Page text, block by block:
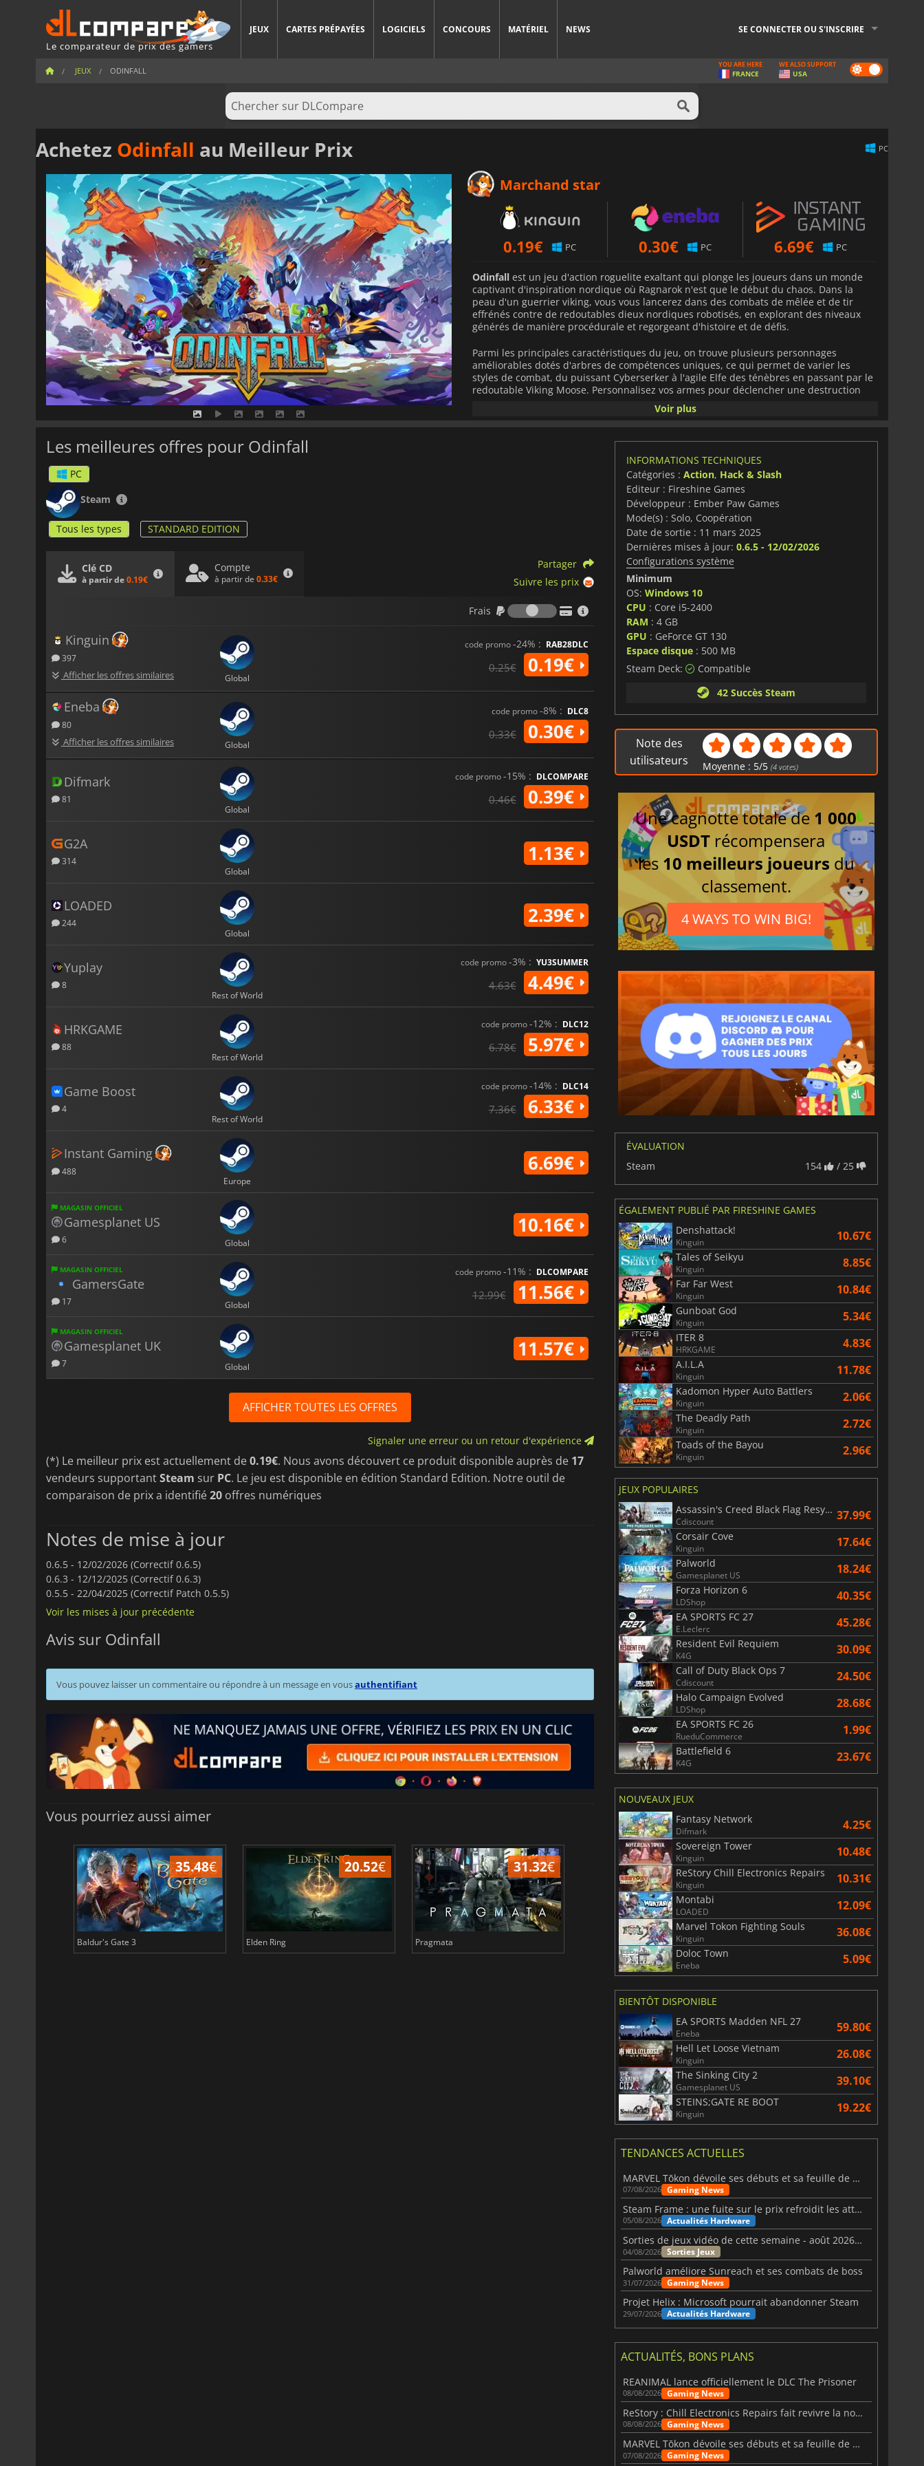
Le comparateur de prix des gamers
JEUX CARTES PRÉPAYÉES LOGICIELS CONCOURS MATÉRIEL NEWS SE CONNECTER OU S'INSCRIRE
JEUX ODINFALL Dark
mode
YOU ARE HERE
FRANCE
WE ALSO SUPPORT
USA
Achetez Odinfall au Meilleur Prix PC
Marchand star
0.19€ PC 0.30€ PC 6.69€ PC
Odinfall est un jeu d'action roguelite exaltant qui plonge les joueurs dans un monde
captivant d'inspiration nordique où Ragnarok n'est que le début du chaos. Dans la
peau d'un guerrier viking, vous vous lancerez dans des combats de mêlée et de tir
effrénés contre de redoutables dieux nordiques robotisés, en explorant des niveaux
générés de manière procédurale et regorgeant d'histoire et de défis.
Parmi les principales caractéristiques du jeu, on trouve plusieurs personnages
améliorables dotés d'arbres de compétences uniques, ce qui permet de varier les
styles de combat, du puissant Cyberserker à l'agile Elfe des ténèbres en passant par le
redoutable Viking Moose. Personnalisez vos armes pour déclencher une destruction
créative, qu'il s'agisse d'un minigun qui tire des balles acides à tête chercheuse ou
Affrontez des boss imposants tels que des géants de glace et d'anciens Vikings tout en
accumulez de la puissance de feu et affinez vos compétences afin de vous battre pour
, chaque défaite offre de nouvelles opportunités, alors
équipez-vous et préparez-vous à vivre une aventure épique !
Voir plus
Les meilleures offres pour Odinfall
PC
Steam
Tous les types STANDARD EDITION
Clé CD
à partir de0.19€
Compte
à partir de 0.33€
Partager
Suivre les prix
Frais
Frais
Kinguin
397
Afficher les offres similaires Global
code promo-24% : RAB28DLC
0.25€ 0.19€
Eneba
80
Afficher les offres similaires Global
code promo-8% : DLC8
0.33€ 0.30€
Difmark
81
Global
code promo-15% : DLCOMPARE
0.46€ 0.39€
G2A
314
Global
1.13€
LOADED
244
Global
2.39€
Yuplay
8
Rest of World
code promo-3% : YU3SUMMER
4.63€ 4.49€
HRKGAME
88
Rest of World
code promo-12% : DLC12
6.78€ 5.97€
Game Boost
4
Rest of World
code promo-14% : DLC14
7.36€ 6.33€
Instant Gaming
488
Europe
6.69€
MAGASIN OFFICIEL
Gamesplanet US
6 Global
10.16€
MAGASIN OFFICIEL
GamersGate
17 Global
code promo-11% : DLCOMPARE
12.99€ 11.56€
MAGASIN OFFICIEL
Gamesplanet UK
7 Global
11.57€
AFFICHER TOUTES LES OFFRES
Signaler une erreur ou un retour d'expérience
(*) Le meilleur prix est actuellement de0.19€. Nous avons découvert ce produit disponible auprès de 17
vendeurs supportantSteam sur PC. Le jeu est disponible en édition Standard Edition. Notre outil de
comparaison de prix a identifié20 offres numériques
Notes de mise à jour
0.6.5 - 12/02/2026 (Correctif 0.6.5)
0.6.3 - 12/12/2025 (Correctif 0.6.3)
0.5.5 - 22/04/2025 (Correctif Patch 0.5.5)
Voir les mises à jour précédente
Avis sur Odinfall
Vous pouvez laisser un commentaire ou répondre à un message en vousauthentifiant
Vous pourriez aussi aimer
35.48€
Baldur's Gate 3
20.52€
Elden Ring
31.32€
Pragmata
6.75€
Total War WARHAMMER 3
15.86
INFORMATIONS TECHNIQUES
Catégories : Action, Hack & Slash
Editeur : Fireshine Games
Développeur : Ember Paw Games
Mode(s) : Solo, Coopération
Date de sortie : 11 mars 2025
Dernières mises à jour: 0.6.5 - 12/02/2026
Configurations système
Minimum
OS: Windows 10
CPU : Core i5-2400
RAM : 4 GB
GPU : GeForce GT 130
Espace disque: 500 MB
Steam Deck:
Compatible
42 Succès Steam
Note des
utilisateurs
Moyenne : 5/5 (4 votes)
Une cagnotte totale de 1 000
USDT récompensera
les 10 meilleurs joueurs du
classement.
4 WAYS TO WIN BIG!
ÉVALUATION
Steam
154 / 25
ÉGALEMENT PUBLIÉ PAR FIRESHINE GAMES
Denshattack!
Kinguin 10.67€
Tales of Seikyu
Kinguin 8.85€
Far Far West
Kinguin 10.84€
Gunboat God
Kinguin 5.34€
ITER 8
HRKGAME 4.83€
A.I.L.A
Kinguin 11.78€
Kadomon Hyper Auto Battlers
Kinguin 2.06€
The Deadly Path
Kinguin 2.72€
Toads of the Bayou
Kinguin 2.96€
JEUX POPULAIRES
Assassin's Creed Black Flag Resynced
Cdiscount 37.99€
Corsair Cove
Kinguin 17.64€
Palworld
Gamesplanet US 18.24€
Forza Horizon 6
LDShop 40.35€
EA SPORTS FC 27
E.Leclerc 45.28€
Resident Evil Requiem
K4G 30.09€
Call of Duty Black Ops 7
Cdiscount 24.50€
Halo Campaign Evolved
LDShop 28.68€
EA SPORTS FC 26
RueduCommerce 1.99€
Battlefield 6
K4G 23.67€
NOUVEAUX JEUX
Fantasy Network
Difmark 4.25€
Sovereign Tower
Kinguin 10.48€
ReStory Chill Electronics Repairs
Kinguin 10.31€
Montabi
LOADED 12.09€
Marvel Tokon Fighting Souls
Kinguin 36.08€
Doloc Town
Eneba 5.09€
BIENTÔT DISPONIBLE
EA SPORTS Madden NFL 27
Eneba 59.80€
Hell Let Loose Vietnam
Kinguin 26.08€
The Sinking City 2
Gamesplanet US 39.10€
STEINS;GATE RE BOOT
Kinguin 19.22€
TENDANCES ACTUELLES
MARVEL Tōkon dévoile ses débuts et sa feuille de route
07/08/2026 Gaming News
Steam Frame : une fuite sur le prix refroidit les attentes VR
05/08/2026 Actualités Hardware
Sorties de jeux vidéo de cette semaine - août 2026 (semaine 32)
04/08/2026 Sorties Jeux
Palworld améliore Sunreach et ses combats de boss
31/07/2026 Gaming News
Projet Helix : Microsoft pourrait abandonner Steam
29/07/2026 Actualités Hardware
ACTUALITÉS, BONS PLANS
REANIMAL lance officiellement le DLC The Prisoner
08/08/2026 Gaming News
ReStory : Chill Electronics Repairs fait revivre la nostalgie des années 2000
08/08/2026 Gaming News
MARVEL Tōkon dévoile ses débuts et sa feuille de route
07/08/2026 Gaming News